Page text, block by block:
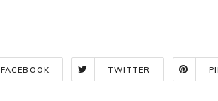
FACEBOOK TWITTER